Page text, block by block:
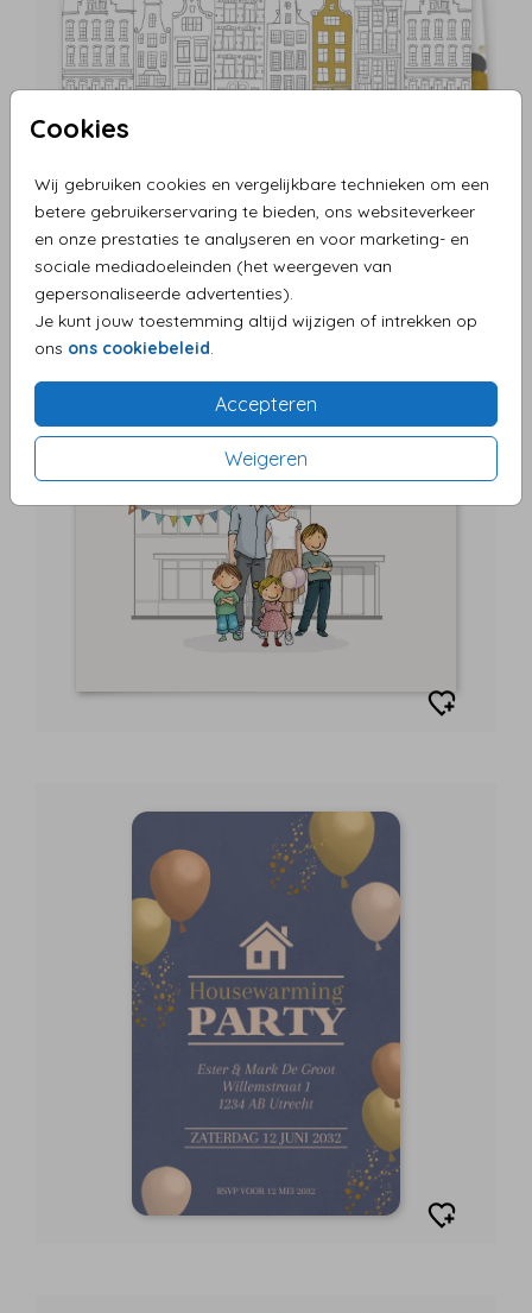
Cookies
Wij gebruiken cookies en vergelijkbare technieken om een
betere gebruikerservaring te bieden, ons websiteverkeer
en onze prestaties te analyseren en voor marketing- en
sociale mediadoeleinden (het weergeven van
gepersonaliseerde advertenties).
Je kunt jouw toestemming altijd wijzigen of intrekken op
ons ons cookiebeleid.
Accepteren
Weigeren